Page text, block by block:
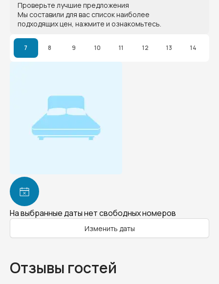
Проверьте лучшие предложения
Мы составили для вас список наиболее
подходящих цен, нажмите и ознакомьтесь.
7 8 9 10 11 12 13 14
На выбранные даты нет свободных номеров
Изменить даты
Отзывы гостей